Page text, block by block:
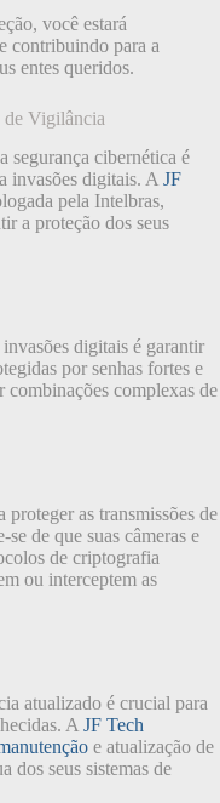
você estará
contribuindo para a
entes queridos.
de Vigilância
segurança cibernética é
invasões digitais. A JF
pela Intelbras,
a proteção dos seus
digitais é garantir
por senhas fortes e
combinações complexas de
as transmissões de
de que suas câmeras e
de criptografia
ou interceptem as
atualizado é crucial para
A JF Tech
e atualização de
dos seus sistemas de